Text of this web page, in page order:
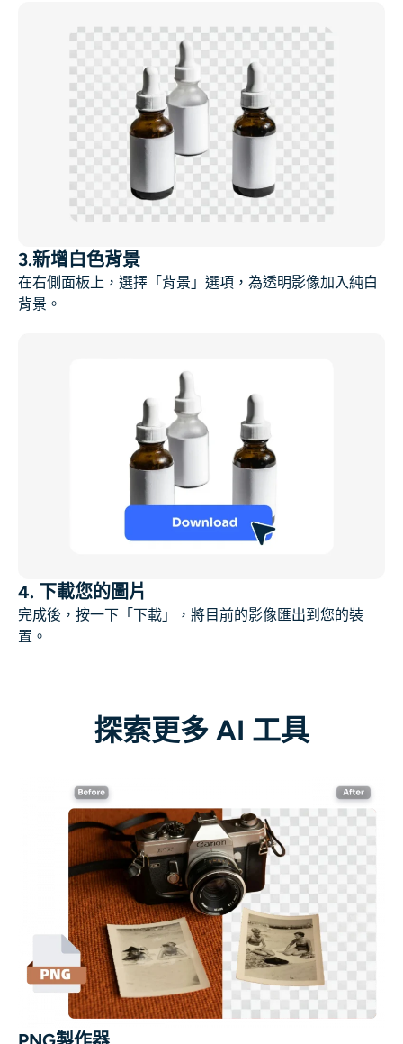
3.新增白色背景
在右側面板上，選擇「背景」選項，為透明影像加入純白
背景。
4. 下載您的圖片
完成後，按一下「下載」，將目前的影像匯出到您的裝
置。
探索更多 AI 工具